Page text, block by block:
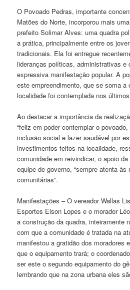
O Povoado Pedras, importante
Matões do Norte, incorporou mais
prefeito Solimar Alves: uma quadra
a prática, principalmente entre os
tradicionais. Ela foi entregue
lideranças políticas, administrativas e
expressiva manifestação popular. A
este empreendimento, que se soma a
localidade foi contemplada nos
Ao destacar a importância da
“feliz em poder contemplar o
inclusão social e lazer saudável por
investimentos feitos na localidade,
comunidade em reivindicar, o apoio
equipe de governo, “sempre atenta às
comunitárias”.
Manifestações – O vereador Wallas
Esportes Elson Lopes e o morador
a construção da quadra, inteiramente
com que a comunidade é tratada na
manifestou a gratidão dos moradores
que o equipamento trará; o
ser este o segundo equipamento do
lembrando que na zona urbana eles